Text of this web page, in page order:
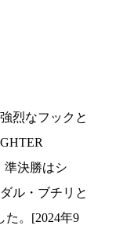
烈なフックと
準決勝はシ
ル・ブチリと
。[2024年9